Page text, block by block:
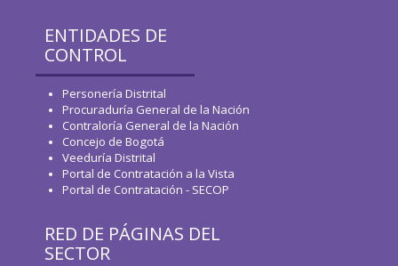
ENTIDADES DE
CONTROL
Personería Distrital
Procuraduría General de la Nación
Contraloría General de la Nación
Concejo de Bogotá
Veeduría Distrital
Portal de Contratación a la Vista
Portal de Contratación - SECOP
RED DE PÁGINAS DEL
SECTOR